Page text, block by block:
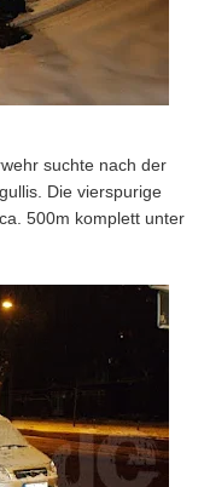
suchte nach der
Die vierspurige
500m komplett unter